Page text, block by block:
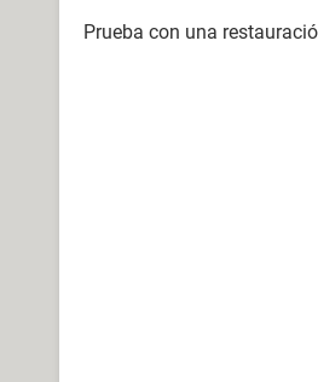
Prueba con una